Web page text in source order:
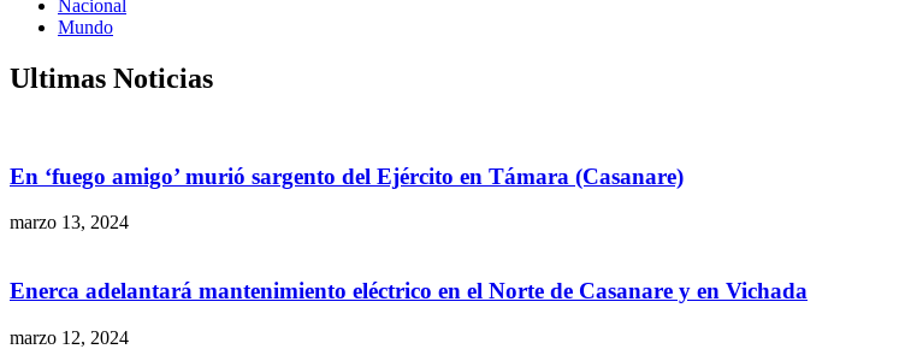
Nacional
Mundo
Ultimas Noticias
En ‘fuego amigo’ murió sargento del Ejército en Támara (Casanare)
marzo 13, 2024
Enerca adelantará mantenimiento eléctrico en el Norte de Casanare y en Vichada
marzo 12, 2024